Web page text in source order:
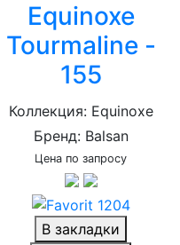
Equinoxe
Tourmaline -
155
Коллекция: Equinoxe
Бренд: Balsan
Цена по запросу
В закладки